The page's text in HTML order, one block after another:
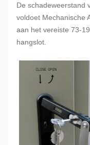
De schadeweerstand
voldoet Mechanische
aan het vereiste 73-
hangslot.